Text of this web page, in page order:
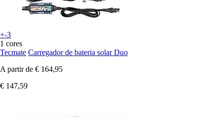
+-3
1 cores
Tecmate Carregador de bateria solar Duo
A partir de € 164,95
€ 147,59